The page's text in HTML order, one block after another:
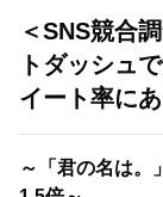
＜SNS競合
トダッシュ
イート率に
～「君の名は。